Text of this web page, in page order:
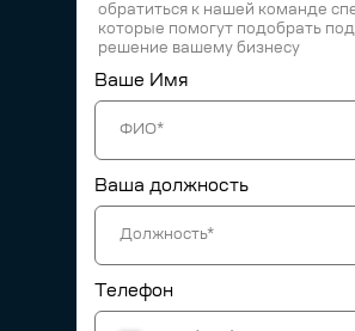
обратиться к нашей команде
которые помогут подобрать
решение вашему бизнесу
Ваше Имя
Ваша должность
Телефон